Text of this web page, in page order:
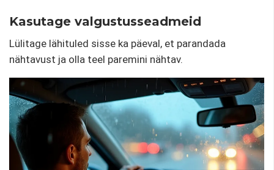
Kasutage valgustusseadmeid
Lülitage lähituled sisse ka päeval, et parandada
nähtavust ja olla teel paremini nähtav.